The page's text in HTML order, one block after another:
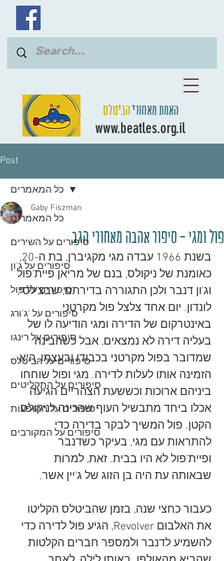
האמת מאחוריהביטלס
www.beatles.org.il
Post
כל המאמרים
סיפורים על השירים
סיפורים על ג'ון
סיפורים על פול
סיפורים על 'ג'ורג
סיפורים על רינגו
סיפורים על הביטלס
סיפורים על התקליטים
סיפורים על ההופעות
סיפורים על המקורבים
כל המאמרים
פול ומגי - סיפור אהבה מאחורי הגב
Gaby Fiszman
בשנת 1966 עבדה מגי מקגיברן, בת ה-20,
כאומנת של ניקולס, בנם של מריאן פיית'פול
וג'ון דנבר ולכן התגוררה בדירתם, שבצ'לסי,
לונדון. יום אחד צלצל פול מקרטני
באינטרקום של הדירה ומגי הודיעה לו של
בעליה דירה לא נמצאים, אבל כשהבינה
שמדובר בפול מקרטני בכבודו ובעצמו, היא
הזמינה אותו לעלות לדירה. מגי ופול שוחחו
ביניהם ארוכות וכששעת הצהריים הגיעה
אכלו ביחד מתבשיל העוף שהכינה לניקולס
הקטן. פול המשיך לבקר בדירה כדי
להתראות עם מגי, בעיקר כשדנבר
ופיית'פול לא היו בבית. זאת, למרות
שבאותה עת היה בן הזוג של ג'יין אשר.
כעבור כחצי שנה, בזמן שהביטלס הקליטו
את האלבום Revolver, הגיע פול לדירה כדי
להשמיע לדנבר ולמספר חברים הקלטות